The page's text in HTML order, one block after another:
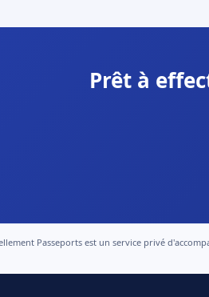
Prêt à
Passeports est un service privé